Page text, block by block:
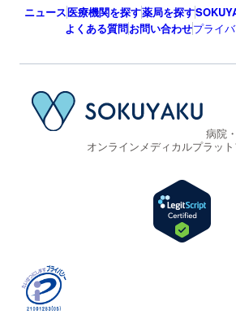
ニュース医療機関を探す薬局を探す
よくある質問お問い合わせプライ
病院
オンラインメディカルプラッ